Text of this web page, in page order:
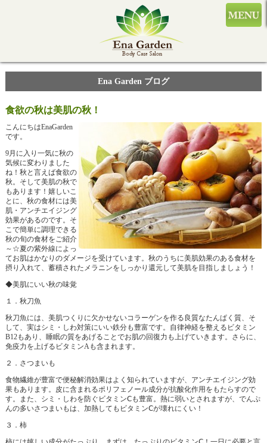
Ena Garden ブログ
食欲の秋は美肌の秋！
こんにちはEnaGarden
です。
9月に入り一気に秋の
気候に変わりました
ね！秋と言えば食欲の
秋。そして美肌の秋で
もあります！嬉しいこ
とに、秋の食材には美
肌・アンチエイジング
効果があるのです。そ
こで簡単に調理できる
秋の旬の食材をご紹介
～☆夏の紫外線によっ
てお肌はかなりのダメージを受けています。 秋のうちに美肌効果のある食材を
摂り入れて、蓄積されたメラニンをしっかり還元して美肌を目指しましょう！
◆美肌にいい秋の味覚
１．秋刀魚
秋刀魚には、美肌つくりに欠かせないコラーゲンを作る良質なたんぱく質、そ
して、実はシミ・しわ対策にいい鉄分も豊富です。自律神経を整えるビタミン
B12もあり、睡眠の質をあげることでお肌の回復力も上げていきます。さらに、
免疫力を上げるビタミンAも含まれます。
２．さつまいも
食物繊維が豊富で便秘解消効果はよく知られていますが、アンチエイジング効
果もあります。皮に含まれるポリフェノール成分が抗酸化作用をもたらすので
す。また、シミ・しわを防ぐビタミンⅭも豊富。熱に弱いとされますが、でんぷ
んの多いさつまいもは、加熱してもビタミンⅭが壊れにくい！
３．柿